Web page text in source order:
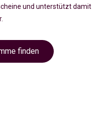
und unterstützt damit
finden